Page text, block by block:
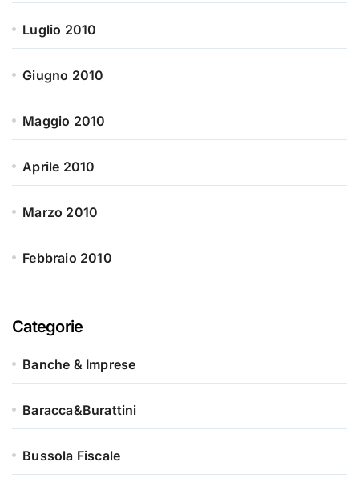
Luglio 2010
Giugno 2010
Maggio 2010
Aprile 2010
Marzo 2010
Febbraio 2010
Categorie
Banche & Imprese
Baracca&Burattini
Bussola Fiscale